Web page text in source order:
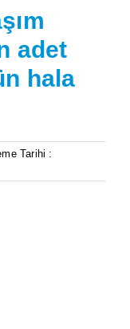
adet
hala
Tarihi :